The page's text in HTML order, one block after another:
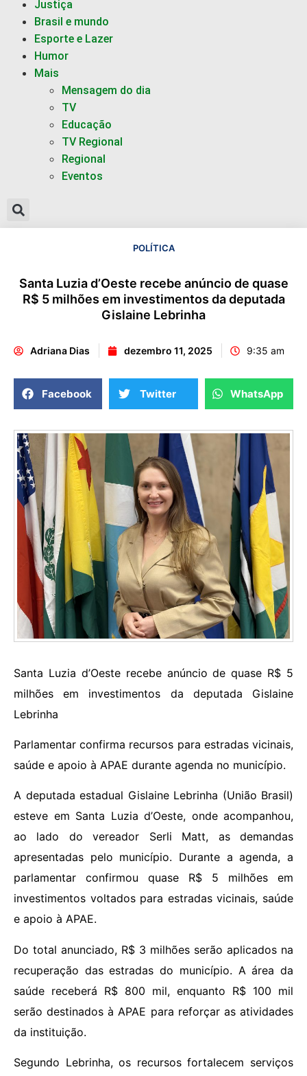
Justiça
Brasil e mundo
Esporte e Lazer
Humor
Mais
Mensagem do dia
TV
Educação
TV Regional
Regional
Eventos
POLÍTICA
Santa Luzia d’Oeste recebe anúncio de quase
R$ 5 milhões em investimentos da deputada
Gislaine Lebrinha
Adriana Dias dezembro 11, 2025 9:35 am
Facebook Twitter WhatsApp
Santa Luzia d’Oeste recebe anúncio de quase R$ 5
milhões em investimentos da deputada Gislaine
Lebrinha
Parlamentar confirma recursos para estradas vicinais,
saúde e apoio à APAE durante agenda no município.
A deputada estadual Gislaine Lebrinha (União Brasil)
esteve em Santa Luzia d’Oeste, onde acompanhou,
ao lado do vereador Serli Matt, as demandas
apresentadas pelo município. Durante a agenda, a
parlamentar confirmou quase R$ 5 milhões em
investimentos voltados para estradas vicinais, saúde
e apoio à APAE.
Do total anunciado, R$ 3 milhões serão aplicados na
recuperação das estradas do município. A área da
saúde receberá R$ 800 mil, enquanto R$ 100 mil
serão destinados à APAE para reforçar as atividades
da instituição.
Segundo Lebrinha, os recursos fortalecem serviços